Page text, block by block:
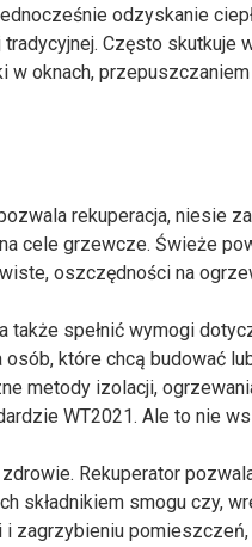
odzyskanie
Często skutkuje
oknach,
rekuperacja, niesie
cele grzewcze. Świeże
oszczędności na
spełnić wymogi
osób, które chcą budować
metody izolacji,
WT2021. Ale to nie
Rekuperator
składnikiem smogu czy,
zagrzybieniu